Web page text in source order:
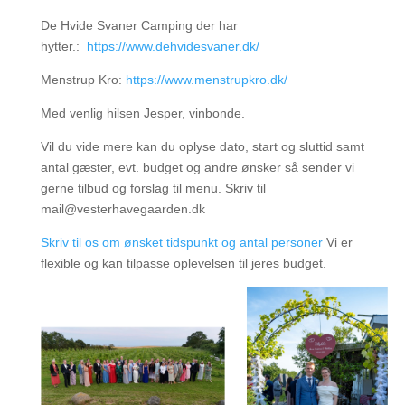
De Hvide Svaner Camping der har
hytter.: https://www.dehvidesvaner.dk/
Menstrup Kro: https://www.menstrupkro.dk/
Med venlig hilsen Jesper, vinbonde.
Vil du vide mere kan du oplyse dato, start og sluttid samt
antal gæster, evt. budget og andre ønsker så sender vi
gerne tilbud og forslag til menu. Skriv til
mail@vesterhavegaarden.dk
Skriv til os om ønsket tidspunkt og antal personerVi er
flexible og kan tilpasse oplevelsen til jeres budget.